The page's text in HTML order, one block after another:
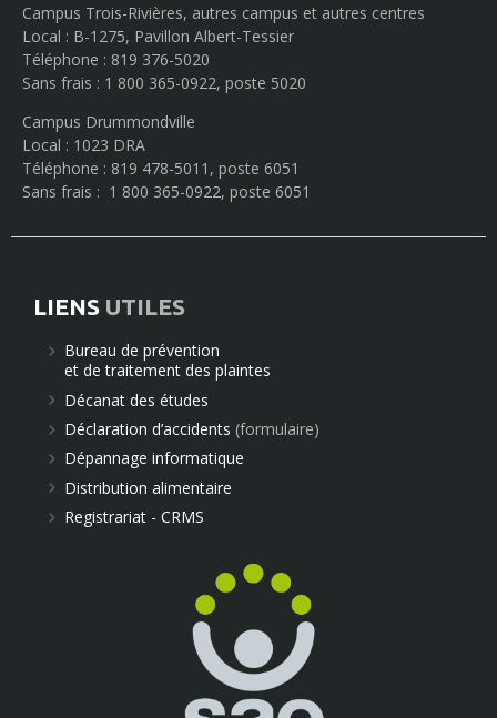
Campus Trois-Rivières, autres campus et autres centres
Local : B-1275, Pavillon Albert-Tessier
Téléphone : 819 376-5020
Sans frais : 1 800 365-0922, poste 5020
Campus Drummondville
Local : 1023 DRA
Téléphone : 819 478-5011, poste 6051
Sans frais : 1 800 365-0922, poste 6051
LIENS UTILES
Bureau de prévention
et de traitement des plaintes
Décanat des études
Déclaration d’accidents (formulaire)
Dépannage informatique
Distribution alimentaire
Registrariat - CRMS